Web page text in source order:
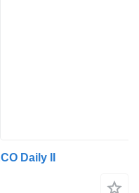
Daily II